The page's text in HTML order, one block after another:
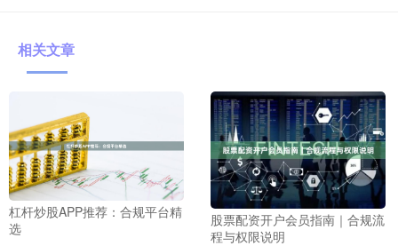
相关文章
杠杆炒股APP推荐：合规平台精
选
股票配资开户会员指南｜合规流
程与权限说明